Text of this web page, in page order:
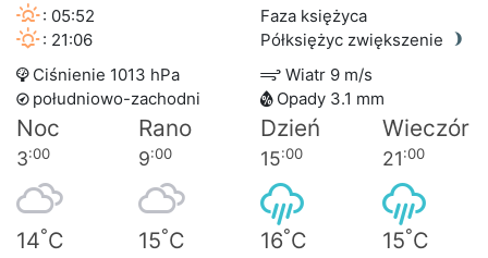
: 05:52
: 21:06
Faza księżyca
Półksiężyc zwiększenie
Ciśnienie 1013 hPa
Wiatr 9 m/s
południowo-zachodni
Opady 3.1 mm
Noc Rano Dzień Wieczór
3:00 9:00 15:00 21:00
14°C 15°C 16°C 15°C